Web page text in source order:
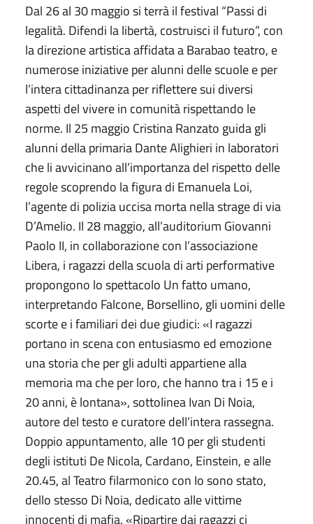
Dal 26 al 30 maggio si terrà il festival “Passi di
legalità. Difendi la libertà, costruisci il futuro”, con
la direzione artistica affidata a Barabao teatro, e
numerose iniziative per alunni delle scuole e per
l’intera cittadinanza per riflettere sui diversi
aspetti del vivere in comunità rispettando le
norme. Il 25 maggio Cristina Ranzato guida gli
alunni della primaria Dante Alighieri in laboratori
che li avvicinano all’importanza del rispetto delle
regole scoprendo la figura di Emanuela Loi,
l’agente di polizia uccisa morta nella strage di via
D’Amelio. Il 28 maggio, all’auditorium Giovanni
Paolo II, in collaborazione con l’associazione
Libera, i ragazzi della scuola di arti performative
propongono lo spettacolo Un fatto umano,
interpretando Falcone, Borsellino, gli uomini delle
scorte e i familiari dei due giudici: «I ragazzi
portano in scena con entusiasmo ed emozione
una storia che per gli adulti appartiene alla
memoria ma che per loro, che hanno tra i 15 e i
20 anni, è lontana», sottolinea Ivan Di Noia,
autore del testo e curatore dell’intera rassegna.
Doppio appuntamento, alle 10 per gli studenti
degli istituti De Nicola, Cardano, Einstein, e alle
20.45, al Teatro filarmonico con Io sono stato,
dello stesso Di Noia, dedicato alle vittime
innocenti di mafia. «Ripartire dai ragazzi ci